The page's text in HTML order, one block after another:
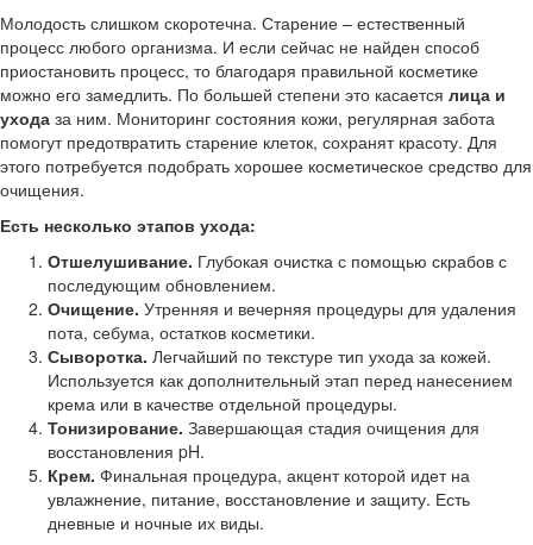
Молодость слишком скоротечна. Старение – естественный
процесс любого организма. И если сейчас не найден способ
приостановить процесс, то благодаря правильной косметике
можно его замедлить. По большей степени это касается лица и
ухода за ним. Мониторинг состояния кожи, регулярная забота
помогут предотвратить старение клеток, сохранят красоту. Для
этого потребуется подобрать хорошее косметическое средство для
очищения.
Есть несколько этапов ухода:
Отшелушивание. Глубокая очистка с помощью скрабов с
последующим обновлением.
Очищение. Утренняя и вечерняя процедуры для удаления
пота, себума, остатков косметики.
Сыворотка. Легчайший по текстуре тип ухода за кожей.
Используется как дополнительный этап перед нанесением
крема или в качестве отдельной процедуры.
Тонизирование. Завершающая стадия очищения для
восстановления pH.
Крем. Финальная процедура, акцент которой идет на
увлажнение, питание, восстановление и защиту. Есть
дневные и ночные их виды.